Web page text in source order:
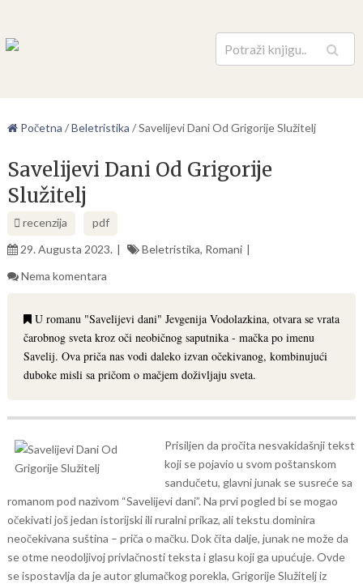
Pretraga
Početna /Beletristika /Savelijevi Dani Od Grigorije Služitelj
Savelijevi Dani Od Grigorije
Služitelj
recenzija
pdf
29. Augusta 2023.
Beletristika, Romani
Nema komentara
U romanu "Savelijevi dani" Jevgenija Vodolazkina, otvara se vrata
čarobnog sveta kroz oči neobičnog saputnika - mačka po imenu
Savelij. Ova priča nas vodi daleko izvan očekivanog, kombinujući
duboke misli sa pričom o mačjem doživljaju sveta.
Prisiljen da pročita nesvakidašnji tekst
koji se pojavio u svom poštanskom
sandučetu, glavni junak se susreće sa
romanom pod nazivom “Savelijevi dani”. Na prvi pogled bi se mogao
očekivati još jedan istorijski ili ruralni prikaz, ali tekstu dominira
neočekivana suština – priča o mačku. Dok čita dalje, junak ne može da
se otme neodoljivoj privlačnosti teksta i glasu koji ga upućuje. Ovde
se ispostavlja da je autor glumačkog porekla, Grigorije Služitelj iz